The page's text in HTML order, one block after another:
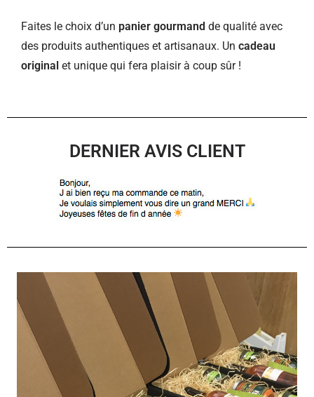
Faites le choix d’un panier gourmand de qualité avec
des produits authentiques et artisanaux. Un cadeau
original et unique qui fera plaisir à coup sûr !
DERNIER AVIS CLIENT